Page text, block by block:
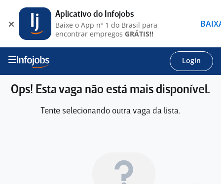
Login
Ops! Esta vaga não está mais disponível.
Tente selecionando outra vaga da lista.
Aplicativo do Infojobs
Baixe o App nº 1 do Brasil para
encontrar empregos GRÁTIS!!